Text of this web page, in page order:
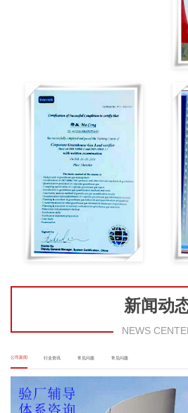
新闻动
NEWS
公司新闻 行业资讯 常见问题 常见问题